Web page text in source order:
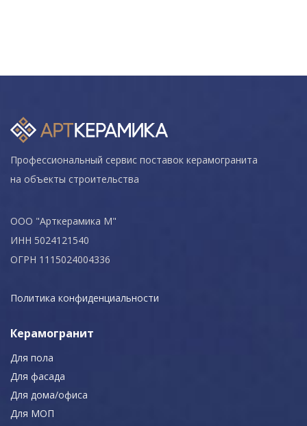
Профессиональный сервис поставок керамогранита
на объекты строительства
ООО "Арткерамика М"
ИНН 5024121540
ОГРН 1115024004336
Политика конфиденциальности
Керамогранит
Для пола
Для фасада
Для дома/офиса
Для МОП